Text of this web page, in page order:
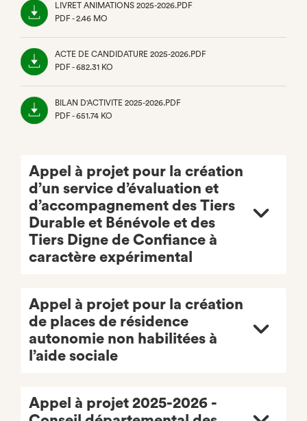
LIVRET ANIMATIONS 2025-2026.PDF
PDF - 2.46 MO
ACTE DE CANDIDATURE 2025-2026.PDF
PDF - 682.31 KO
BILAN D'ACTIVITE 2025-2026.PDF
PDF - 651.74 KO
Appel à projet pour la création
d’un service d’évaluation et
d’accompagnement des Tiers
Durable et Bénévole et des
Tiers Digne de Confiance à
caractère expérimental
Appel à projet pour la création
de places de résidence
autonomie non habilitées à
l’aide sociale
Appel à projet 2025-2026 -